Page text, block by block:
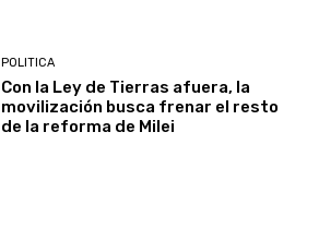
POLITICA
Con la Ley de Tierras afuera, la
movilización busca frenar el resto
de la reforma de Milei